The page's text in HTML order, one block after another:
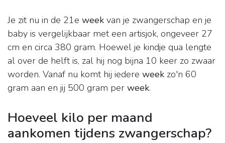
Je zit nu in de 21e week van je zwangerschap en je
baby is vergelijkbaar met een artisjok, ongeveer 27
cm en circa 380 gram. Hoewel je kindje qua lengte
al over de helft is, zal hij nog bijna 10 keer zo zwaar
worden. Vanaf nu komt hij iedere week zo'n 60
gram aan en jij 500 gram per week.
Hoeveel kilo per maand
aankomen tijdens zwangerschap?